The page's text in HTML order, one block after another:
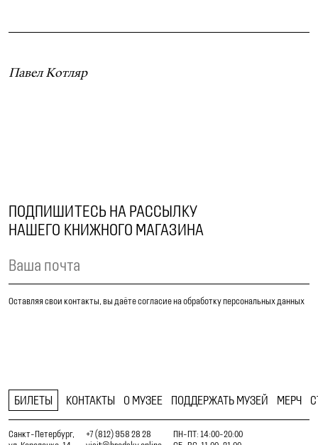
Павел Котляр
ПОДПИШИТЕСЬ НА РАССЫЛКУ
НАШЕГО КНИЖНОГО МАГАЗИНА
Оставляя свои контакты, вы даёте согласие на обработку персональных данных
БИЛЕТЫ КОНТАКТЫ О МУЗЕЕ ПОДДЕРЖАТЬ МУЗЕЙ МЕРЧ
Санкт-Петербург,
+7 (812) 958 28 28
ПН-ПТ: 14:00-20:00